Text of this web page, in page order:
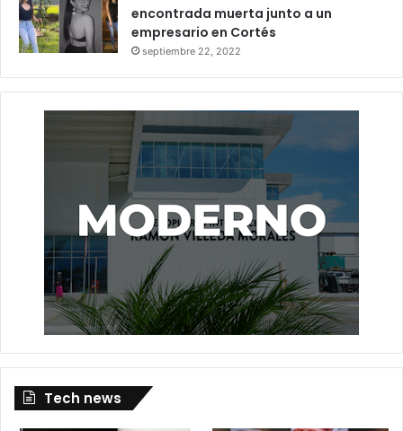
encontrada muerta junto a un
empresario en Cortés
septiembre 22, 2022
Tech news